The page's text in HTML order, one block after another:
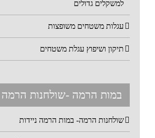
למשקלים גדולים
עגלות משטחים משופצות
תיקון ושיפוץ עגלת משטחים
במות הרמה -שולחנות הרמה
שולחנות הרמה- במות הרמה ניידות